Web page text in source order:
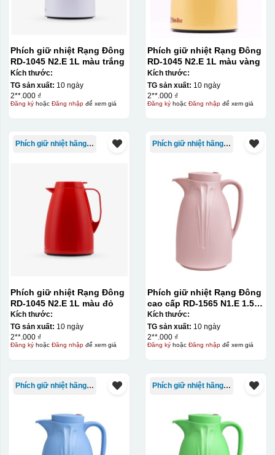
In lưới
thuật in ấn sử dụng một tấm lưới được phủ hóa chất cảm
quang, trong đó hình ảnh cần in được phơi sáng tạo
thành khuôn. Mực in được đẩy qua các lỗ nhỏ trên lưới
Phích giữ nhiệt Rạng Đông
RD-1045 N2.E 1L màu trắng
Kích thước:
TG sản xuất: 10 ngày
2**.000 ₫
Đăng kýhoặc Đăng nhậpđể xem giá
Phích giữ nhiệt Rạng Đông
RD-1045 N2.E 1L màu vàng
Kích thước:
TG sản xuất: 10 ngày
2**.000 ₫
Đăng kýhoặc Đăng nhậpđể xem giá
Phích giữ nhiệt hãng Rạng Đông
Phích giữ nhiệt Rạng Đông
RD-1045 N2.E 1L màu đỏ
Kích thước:
TG sản xuất: 10 ngày
2**.000 ₫
Đăng kýhoặc Đăng nhậpđể xem giá
Phích giữ nhiệt hãng Rạng Đông
Phích giữ nhiệt Rạng Đông
cao cấp RD-1565 N1.E 1.5L
màu hồng
Kích thước:
TG sản xuất: 10 ngày
2**.000 ₫
Đăng kýhoặc Đăng nhậpđể xem giá
Phích giữ nhiệt hãng Rạng Đông Phích giữ nhiệt hãng Rạng Đông